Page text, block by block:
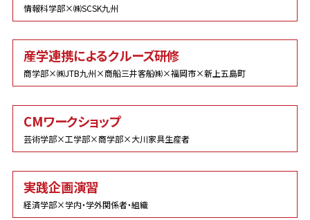
情報科学部×㈱SCSK九州
産学連携によるクルーズ研修
商学部×㈱JTB九州×商船三井客船㈱×福岡市×新上五島町
CMワークショップ
芸術学部×工学部×商学部×大川家具生産者
実践企画演習
経済学部×学内・学外関係者・組織